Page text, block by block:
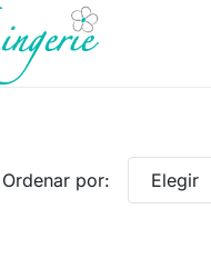
Ordenar por: Elegir